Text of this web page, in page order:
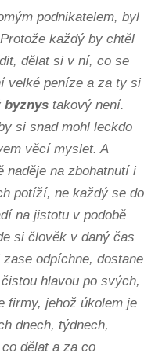
podnikatelem, byl
každý by chtěl
dělat si v ní, co se
velké peníze a za ty si
byznys takový není.
si snad mohl leckdo
věcí myslet. A
naděje na zbohatnutí i
potíží, ne každý se do
na jistotu v podobě
si člověk v daný čas
odpíchne, dostane
hlavou po svých,
firmy, jehož úkolem je
dnech, týdnech,
dělat a za co